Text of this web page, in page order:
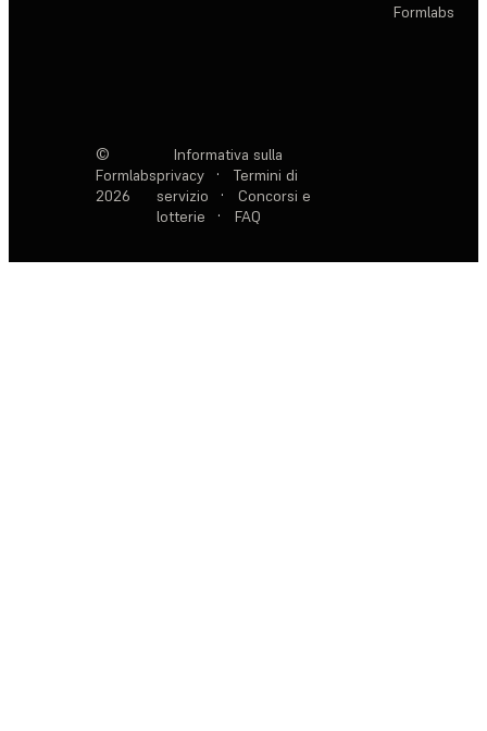
Formlabs
©
Formlabs
2026
Informativa sulla
privacy
·
Termini di
servizio
·
Concorsi e
lotterie
· FAQ